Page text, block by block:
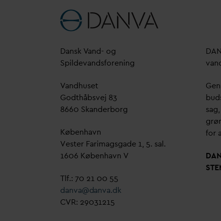
Dansk Vand- og
Spildevandsforening
Vandhuset
Godthåbsvej 83
8660 Skanderborg
København
Vester Farimagsgade 1, 5. sal.
1606 København V
Tlf.: 70 21 00 55
danva@danva.dk
CVR: 29031215
DAN
v
for
DAN